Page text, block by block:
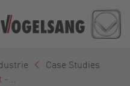
Case Studies
...